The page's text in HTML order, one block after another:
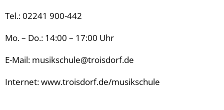
Tel.: 02241 900-442
Mo. – Do.: 14:00 – 17:00 Uhr
E-Mail: musikschule@troisdorf.de
Internet: www.troisdorf.de/musikschule